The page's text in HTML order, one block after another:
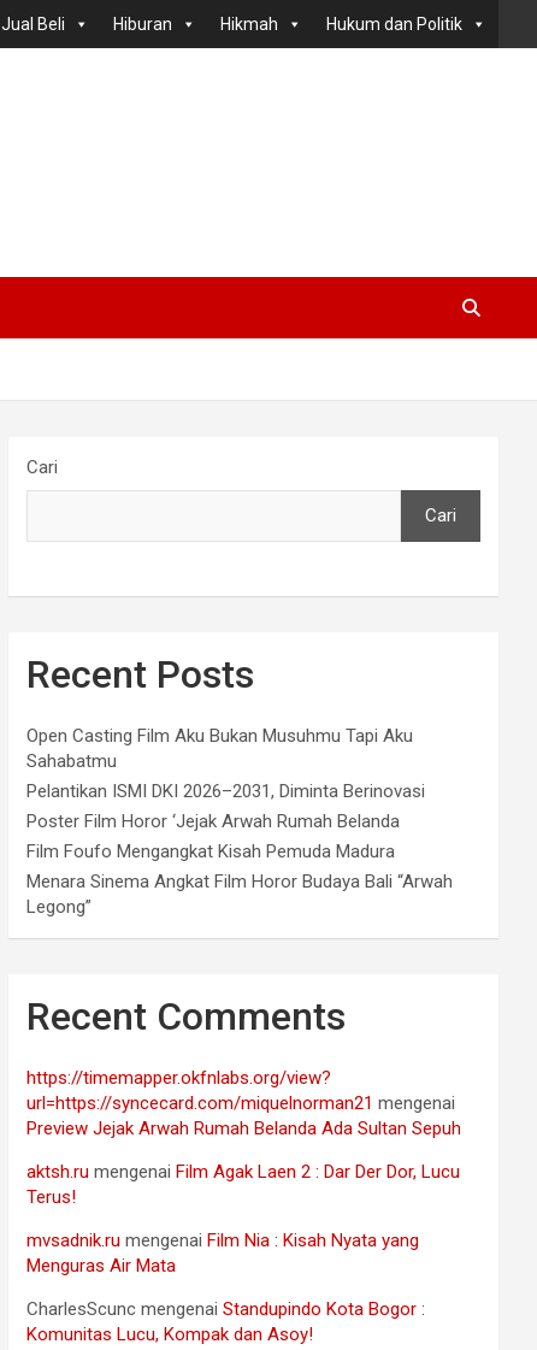
Jual Beli Hiburan Hikmah Hukum dan Politik
Cari
Cari
Recent Posts
Open Casting Film Aku Bukan Musuhmu Tapi Aku
Sahabatmu
Pelantikan ISMI DKI 2026–2031, Diminta Berinovasi
Poster Film Horor ‘Jejak Arwah Rumah Belanda
Film Foufo Mengangkat Kisah Pemuda Madura
Menara Sinema Angkat Film Horor Budaya Bali “Arwah
Legong”
Recent Comments
https://timemapper.okfnlabs.org/view?
url=https://syncecard.com/miquelnorman21 mengenai
Preview Jejak Arwah Rumah Belanda Ada Sultan Sepuh
aktsh.ru mengenai Film Agak Laen 2 : Dar Der Dor, Lucu
Terus!
mvsadnik.ru mengenai Film Nia : Kisah Nyata yang
Menguras Air Mata
CharlesScunc mengenaiStandupindo Kota Bogor :
Komunitas Lucu, Kompak dan Asoy!